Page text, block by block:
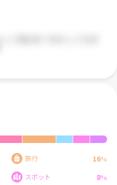
旅行 16%
スポット 8%